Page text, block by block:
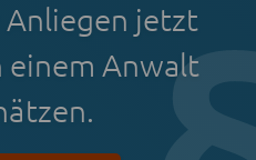
Anliegen jetzt
einem Anwalt